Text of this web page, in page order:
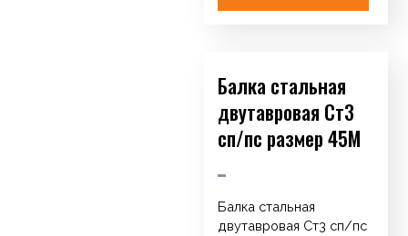
Балка стальная
двутавровая Ст3
сп/пс размер 45М
Балка стальная
двутавровая Ст3 сп/пс